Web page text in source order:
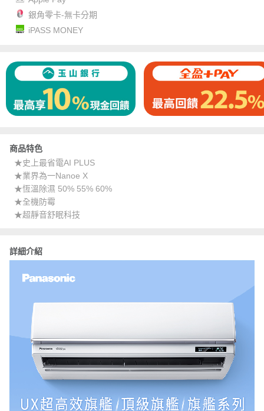
銀角零卡-無卡分期
iPASS MONEY
商品特色
★史上最省電AI PLUS
★業界為一Nanoe X
★恆溫除濕 50% 55% 60%
★全機防霉
★超靜音舒眠科技
詳細介紹